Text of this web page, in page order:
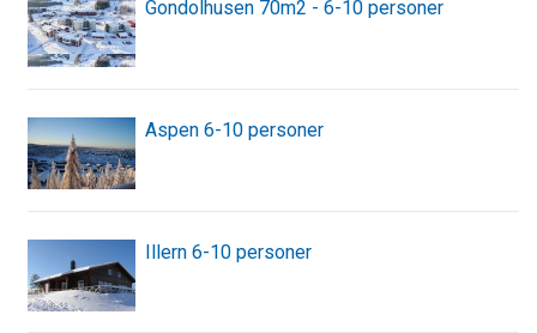
Gondolhusen 70m2 - 6-10 personer
Aspen 6-10 personer
Illern 6-10 personer